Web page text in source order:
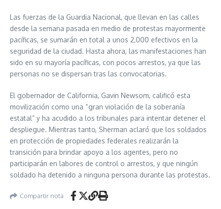
Las fuerzas de la Guardia Nacional, que llevan en las calles
desde la semana pasada en medio de protestas mayormente
pacíficas, se sumarán en total a unos 2,000 efectivos en la
seguridad de la ciudad. Hasta ahora, las manifestaciones han
sido en su mayoría pacíficas, con pocos arrestos, ya que las
personas no se dispersan tras las convocatorias.
El gobernador de California, Gavin Newsom, calificó esta
movilización como una “gran violación de la soberanía
estatal” y ha acudido a los tribunales para intentar detener el
despliegue. Mientras tanto, Sherman aclaró que los soldados
en protección de propiedades federales realizarán la
transición para brindar apoyo a los agentes, pero no
participarán en labores de control o arrestos, y que ningún
soldado ha detenido a ninguna persona durante las protestas.
Compartir nota